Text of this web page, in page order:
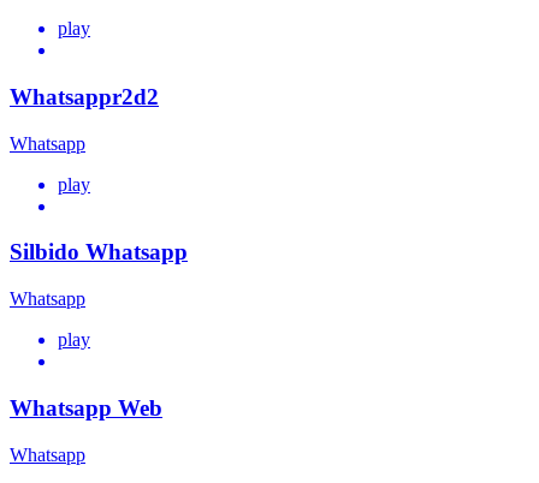
play
Whatsappr2d2
Whatsapp
play
Silbido Whatsapp
Whatsapp
play
Whatsapp Web
Whatsapp